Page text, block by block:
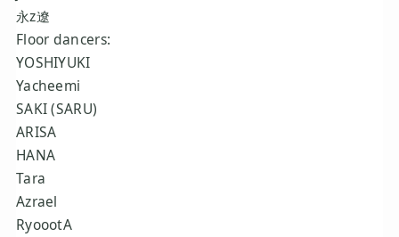
永z遼
Floor dancers:
YOSHIYUKI
Yacheemi
SAKI (SARU)
ARISA
HANA
Tara
Azrael
RyoootA